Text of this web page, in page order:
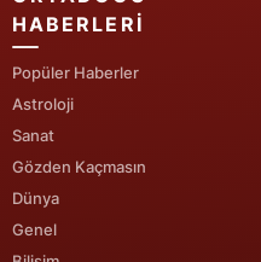
HABERLERI
Popüler Haberler
Astroloji
Sanat
Gözden Kaçmasın
Dünya
Genel